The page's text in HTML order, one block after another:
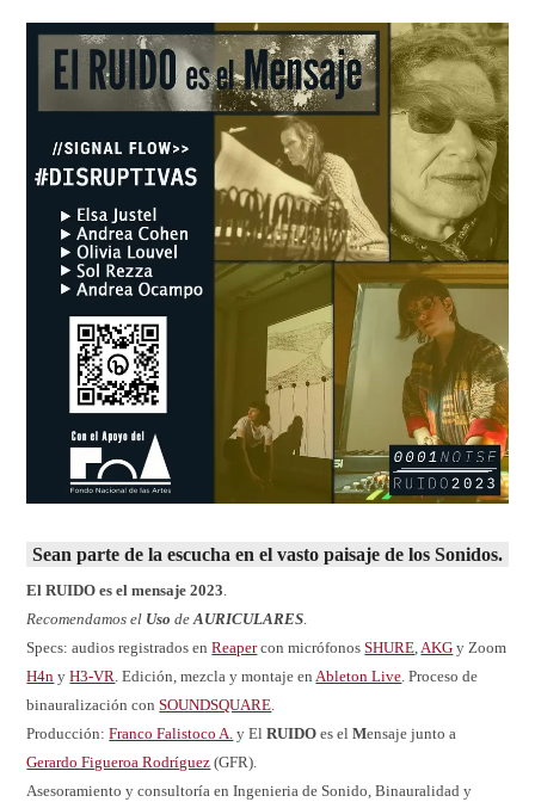
Sean parte de la escucha en el vasto paisaje de los Sonidos.
El RUIDO es el mensaje 2023.
Recomendamos el Uso deAURICULARES.
Specs: audios registrados enReapercon micrófonosSHURE,AKG y Zoom
H4n yH3-VR. Edición, mezcla y montaje enAbleton Live. Proceso de
binauralización conSOUNDSQUARE.
Producción:Franco Falistoco A. y ElRUIDO es elMensaje junto a
Gerardo Figueroa Rodríguez (GFR).
Asesoramiento y consultoría en Ingenieria de Sonido, Binauralidad y